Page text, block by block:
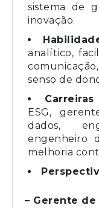
sistema de
inovação.
analítico,
senso de
ESG,
dados,
engenheiro
melhoria
– Gerente de